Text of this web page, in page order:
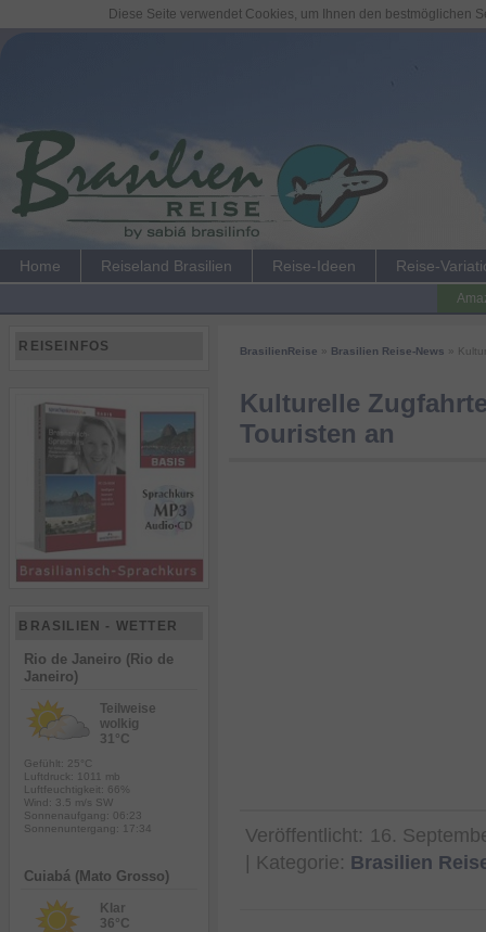
Home Reiseland Brasilien Reise-Ideen Reise-
BrasilienReise Brasilien Reise-News »
Kulturelle
Touristen an
Veröffentlicht: 16.
| Kategorie: Brasilien
REISEINFOS
BRASILIEN - WETTER
Rio de Janeiro (Rio de
Janeiro)
Teilweise
wolkig
31°C
Gefühlt: 25°C
Luftdruck: 1011 mb
Luftfeuchtigkeit: 66%
Wind: 3.5 m/s SW
Sonnenaufgang: 06:23
Sonnenuntergang: 17:34
Cuiabá (Mato Grosso)
Klar
36°C
Diese Seite verwendet Cookies, um Ihnen den bestmöglichen